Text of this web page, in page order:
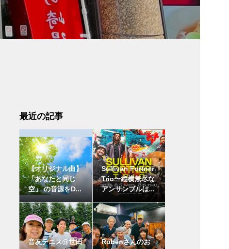
最近の記事
【オリジナル曲】
「あなたと同じ
空」 の音源をD...
Sullivan Fortner
Trio〜縦横無尽な
アンサンブルは...
音友テニス@世田
Rubenさんのお